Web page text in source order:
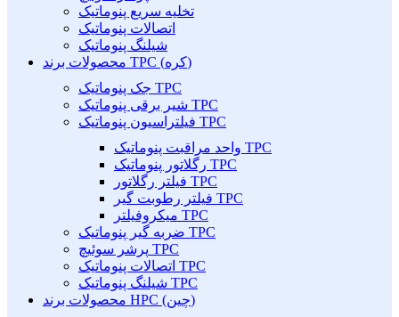
تخلیه سریع پنوماتیک
اتصالات پنوماتیک
شیلنگ پنوماتیک
محصولات برند TPC (کره)
جک پنوماتیک TPC
شیر برقی پنوماتیک TPC
فیلتراسیون پنوماتیک TPC
واحد مراقبت پنوماتیک TPC
رگلاتور پنوماتیک TPC
فیلتر رگلاتور TPC
فیلتر رطوبت گیر TPC
میکروفیلتر TPC
ضربه گیر پنوماتیک TPC
پرشر سوئیچ TPC
اتصالات پنوماتیک TPC
شیلنگ پنوماتیک TPC
محصولات برند HPC (چین)